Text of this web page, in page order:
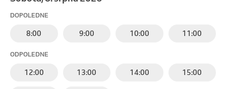
DOPOLEDNE
8:00 9:00 10:00 11:00
ODPOLEDNE
12:00 13:00 14:00 15:00